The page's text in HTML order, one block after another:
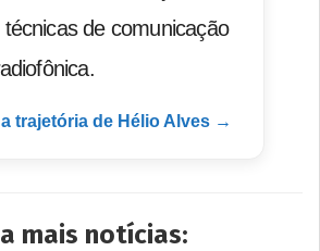
de comunicação
trajetória de Hélio Alves →
mais notícias: